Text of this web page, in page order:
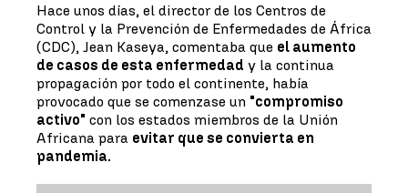
Hace unos días, el director de los Centros de
Control y la Prevención de Enfermedades de África
(CDC), Jean Kaseya, comentaba que el aumento
de casos de esta enfermedad y la continua
propagación por todo el continente, había
provocado que se comenzase un "compromiso
activo" con los estados miembros de la Unión
Africana para evitar que se convierta en
pandemia.